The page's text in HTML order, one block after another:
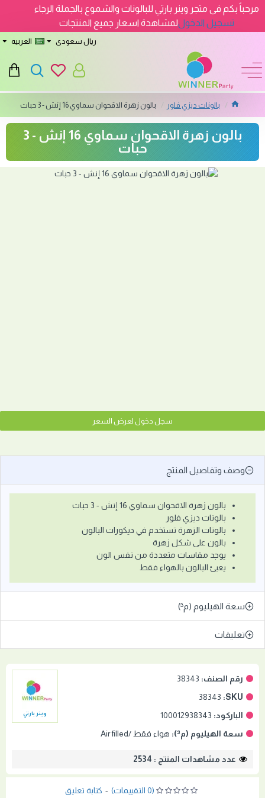
مرحباً بكم فى متجر وينر بارتي للبالونات والشموع بالجملة الرجاء
تسجيل الدخوللمشاهدة اسعار جميع المنتجات
ريال سعودى العربيه
بالونات ديزي فلور بالون زهرة الاقحوان سماوي 16 إنش - 3 حبات
بالون زهرة الاقحوان سماوي 16 إنش - 3
حبات
رقم الصنف: 38343
SKU:
38343
الباركود: 100012938343
سعة الهيليوم (م³):
هواء فقط /Air filled
وينر بارتي
عدد مشاهدات المنتج : 2534
(0 التقييمات) - كتابة تعليق
سجل دخول لعرض السعر
وصف وتفاصيل المنتج
بالون زهرة الاقحوان سماوي 16 إنش - 3 حبات
بالونات ديزي فلور
بالونات الزهرة تستخدم في ديكورات البالون
بالون على شكل زهرة
يوجد مقاسات متعددة من نفس الون
يعبئ البالون بالهواء فقط
سعة الهيليوم (م³)
تعليقات